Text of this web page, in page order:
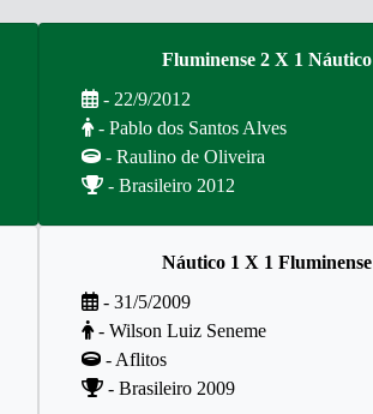
Fluminense 2 X 1 Náutico
- 22/9/2012
- Pablo dos Santos Alves
- Raulino de Oliveira
- Brasileiro 2012
Náutico 1 X 1 Fluminense
- 31/5/2009
- Wilson Luiz Seneme
- Aflitos
- Brasileiro 2009